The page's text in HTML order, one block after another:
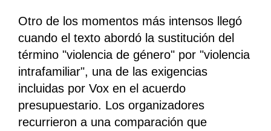
Otro de los momentos más intensos llegó
cuando el texto abordó la sustitución del
término "violencia de género" por "violencia
intrafamiliar", una de las exigencias
incluidas por Vox en el acuerdo
presupuestario. Los organizadores
recurrieron a una comparación que